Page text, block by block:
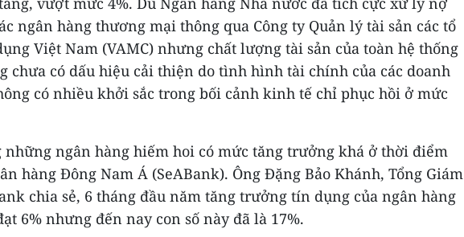
ngân hàng thương mại thông qua Công ty Quản lý tài sản các tổ
Việt Nam (VAMC) nhưng chất lượng tài sản của toàn hệ thống
chưa có dấu hiệu cải thiện do tình hình tài chính của các doanh
có nhiều khởi sắc trong bối cảnh kinh tế chỉ phục hồi ở mức
những ngân hàng hiếm hoi có mức tăng trưởng khá ở thời điểm
hàng Đông Nam Á (SeABank). Ông Đặng Bảo Khánh, Tổng Giám
chia sẻ, 6 tháng đầu năm tăng trưởng tín dụng của ngân hàng
6% nhưng đến nay con số này đã là 17%.